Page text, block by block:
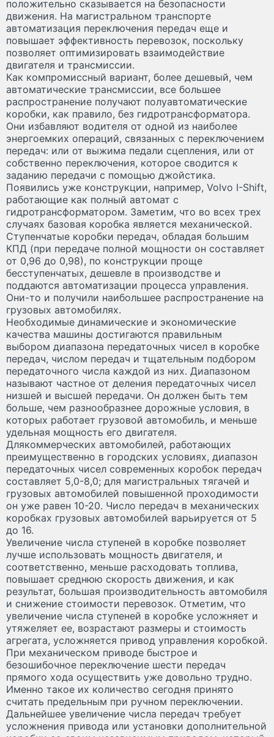
положительно сказывается на безопасности
движения. На магистральном транспорте
автоматизация переключения передач еще и
повышает эффективность перевозок, поскольку
позволяет оптимизировать взаимодействие
двигателя и трансмиссии.
Как компромиссный вариант, более дешевый, чем
автоматические трансмиссии, все большее
распространение получают полуавтоматические
коробки, как правило, без гидротрансформатора.
Они избавляют водителя от одной из наиболее
энергоемких операций, связанных с переключением
передач: или от выжима педали сцепления, или от
собственно переключения, которое сводится к
заданию передачи с помощью джойстика.
Появились уже конструкции, например, Volvo I-Shift,
работающие как полный автомат с
гидротрансформатором. Заметим, что во всех трех
случаях базовая коробка является механической.
Ступенчатые коробки передач, обладая большим
КПД (при передаче полной мощности он составляет
от 0,96 до 0,98), по конструкции проще
бесступенчатых, дешевле в производстве и
поддаются автоматизации процесса управления.
Они-то и получили наибольшее распространение на
грузовых автомобилях.
Необходимые динамические и экономические
качества машины достигаются правильным
выбором диапазона передаточных чисел в коробке
передач, числом передач и тщательным подбором
передаточного числа каждой из них. Диапазоном
называют частное от деления передаточных чисел
низшей и высшей передачи. Он должен быть тем
больше, чем разнообразнее дорожные условия, в
которых работает грузовой автомобиль, и меньше
удельная мощность его двигателя.
Длякоммерческих автомобилей, работающих
преимущественно в городских условиях, диапазон
передаточных чисел современных коробок передач
составляет 5,0-8,0; для магистральных тягачей и
грузовых автомобилей повышенной проходимости
он уже равен 10-20. Число передач в механических
коробках грузовых автомобилей варьируется от 5
до 16.
Увеличение числа ступеней в коробке позволяет
лучше использовать мощность двигателя, и
соответственно, меньше расходовать топлива,
повышает среднюю скорость движения, и как
результат, большая производительность автомобиля
и снижение стоимости перевозок. Отметим, что
увеличение числа ступеней в коробке усложняет и
утяжеляет ее, возрастают размеры и стоимость
агрегата, усложняется привод управления коробкой.
При механическом приводе быстрое и
безошибочное переключение шести передач
прямого хода осуществить уже довольно трудно.
Именно такое их количество сегодня принято
считать предельным при ручном переключении.
Дальнейшее увеличение числа передач требует
усложнения привода или установки дополнительной